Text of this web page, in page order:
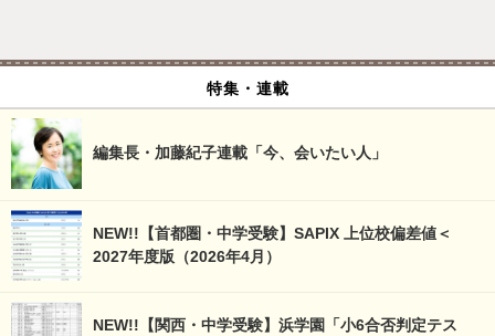
特集・連載
編集長・加藤紀子連載「今、会いたい人」
NEW!!【首都圏・中学受験】SAPIX 上位校偏差値＜
2027年度版（2026年4月）
NEW!!【関西・中学受験】浜学園「小6合否判定テス